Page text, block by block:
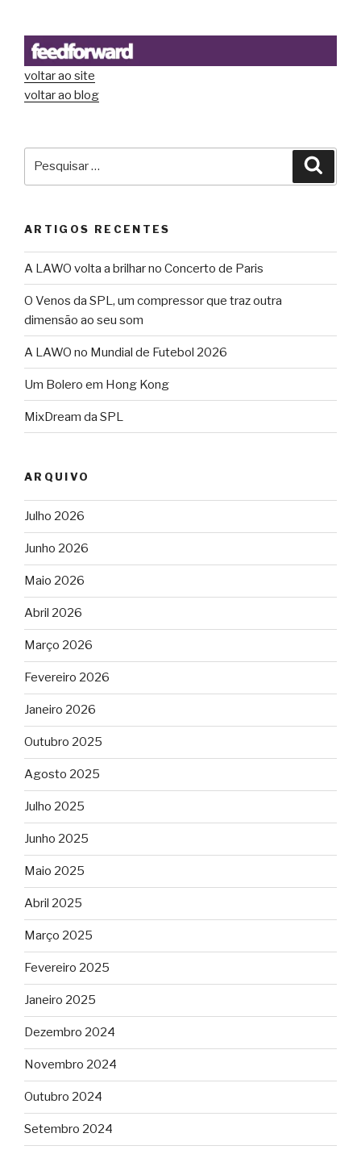
voltar ao site
voltar ao blog
ARTIGOS RECENTES
A LAWO volta a brilhar no Concerto de Paris
O Venos da SPL, um compressor que traz outra
dimensão ao seu som
A LAWO no Mundial de Futebol 2026
Um Bolero em Hong Kong
MixDream da SPL
ARQUIVO
Julho 2026
Junho 2026
Maio 2026
Abril 2026
Março 2026
Fevereiro 2026
Janeiro 2026
Outubro 2025
Agosto 2025
Julho 2025
Junho 2025
Maio 2025
Abril 2025
Março 2025
Fevereiro 2025
Janeiro 2025
Dezembro 2024
Novembro 2024
Outubro 2024
Setembro 2024